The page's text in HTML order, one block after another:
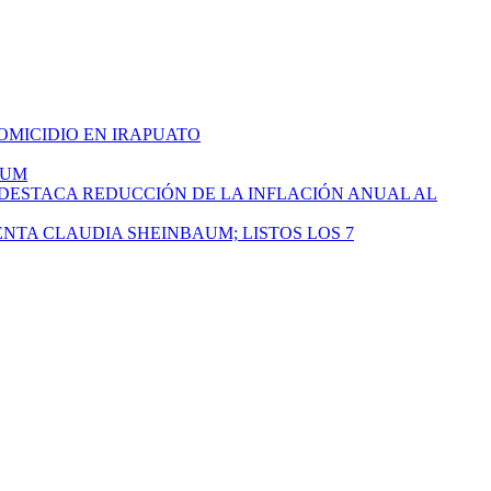
EN IRAPUATO
REDUCCIÓN DE LA INFLACIÓN ANUAL AL
CLAUDIA SHEINBAUM; LISTOS LOS 7